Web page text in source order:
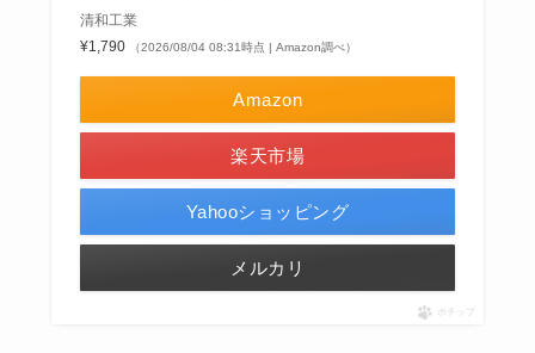
清和工業
¥1,790
（2026/08/04 08:31時点 | Amazon調べ）
Amazon
楽天市場
Yahooショッピング
メルカリ
ポチップ